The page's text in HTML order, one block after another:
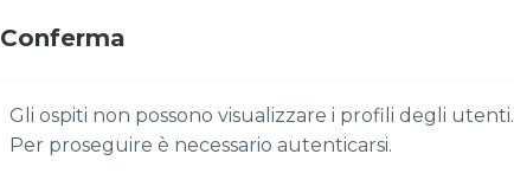
Conferma
Gli ospiti non possono visualizzare i profili degli utenti.
Per proseguire è necessario autenticarsi.